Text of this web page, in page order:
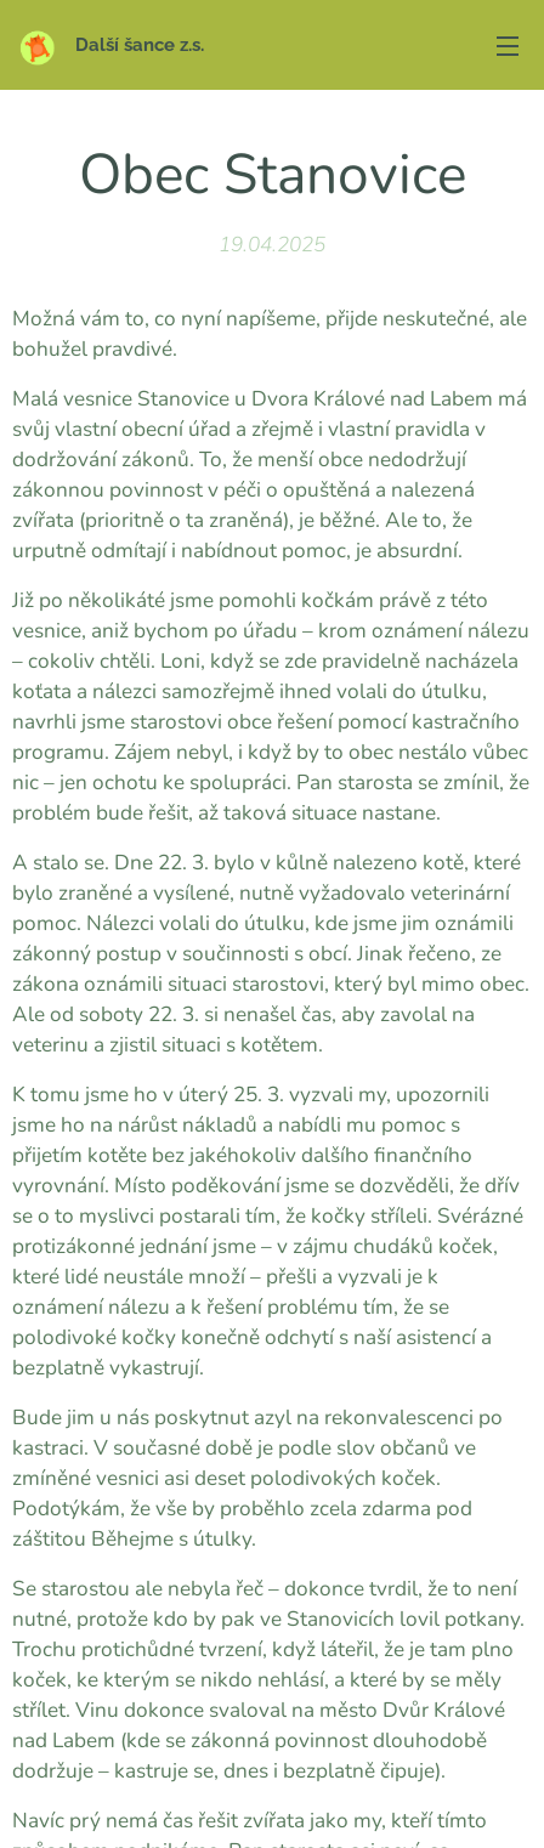
Další šance z.s.
Obec Stanovice
19.04.2025
Možná vám to, co nyní napíšeme, přijde neskutečné, ale
bohužel pravdivé.
Malá vesnice Stanovice u Dvora Králové nad Labem má
svůj vlastní obecní úřad a zřejmě i vlastní pravidla v
dodržování zákonů. To, že menší obce nedodržují
zákonnou povinnost v péči o opuštěná a nalezená
zvířata (prioritně o ta zraněná), je běžné. Ale to, že
urputně odmítají i nabídnout pomoc, je absurdní.
Již po několikáté jsme pomohli kočkám právě z této
vesnice, aniž bychom po úřadu – krom oznámení nálezu
– cokoliv chtěli. Loni, když se zde pravidelně nacházela
koťata a nálezci samozřejmě ihned volali do útulku,
navrhli jsme starostovi obce řešení pomocí kastračního
programu. Zájem nebyl, i když by to obec nestálo vůbec
nic – jen ochotu ke spolupráci. Pan starosta se zmínil, že
problém bude řešit, až taková situace nastane.
A stalo se. Dne 22. 3. bylo v kůlně nalezeno kotě, které
bylo zraněné a vysílené, nutně vyžadovalo veterinární
pomoc. Nálezci volali do útulku, kde jsme jim oznámili
zákonný postup v součinnosti s obcí. Jinak řečeno, ze
zákona oznámili situaci starostovi, který byl mimo obec.
Ale od soboty 22. 3. si nenašel čas, aby zavolal na
veterinu a zjistil situaci s kotětem.
K tomu jsme ho v úterý 25. 3. vyzvali my, upozornili
jsme ho na nárůst nákladů a nabídli mu pomoc s
přijetím kotěte bez jakéhokoliv dalšího finančního
vyrovnání. Místo poděkování jsme se dozvěděli, že dřív
se o to myslivci postarali tím, že kočky stříleli. Svérázné
protizákonné jednání jsme – v zájmu chudáků koček,
které lidé neustále množí – přešli a vyzvali je k
oznámení nálezu a k řešení problému tím, že se
polodivoké kočky konečně odchytí s naší asistencí a
bezplatně vykastrují.
Bude jim u nás poskytnut azyl na rekonvalescenci po
kastraci. V současné době je podle slov občanů ve
zmíněné vesnici asi deset polodivokých koček.
Podotýkám, že vše by proběhlo zcela zdarma pod
záštitou Běhejme s útulky.
Se starostou ale nebyla řeč – dokonce tvrdil, že to není
nutné, protože kdo by pak ve Stanovicích lovil potkany.
Trochu protichůdné tvrzení, když láteřil, že je tam plno
koček, ke kterým se nikdo nehlásí, a které by se měly
střílet. Vinu dokonce svaloval na město Dvůr Králové
nad Labem (kde se zákonná povinnost dlouhodobě
dodržuje – kastruje se, dnes i bezplatně čipuje).
Navíc prý nemá čas řešit zvířata jako my, kteří tímto